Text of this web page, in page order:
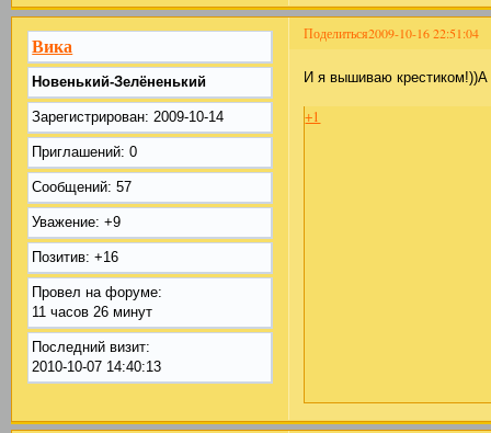
Поделиться2009-10-16 22:51:04
Вика
Новенький-Зелёненький
Зарегистрирован: 2009-10-14
Приглашений: 0
Сообщений: 57
Уважение: +9
Позитив: +16
Провел на форуме:
11 часов 26 минут
Последний визит:
2010-10-07 14:40:13
И я вышиваю
+1